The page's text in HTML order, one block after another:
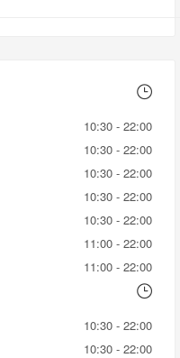
10:30 - 22:00
10:30 - 22:00
10:30 - 22:00
10:30 - 22:00
10:30 - 22:00
11:00 - 22:00
11:00 - 22:00
10:30 - 22:00
10:30 - 22:00